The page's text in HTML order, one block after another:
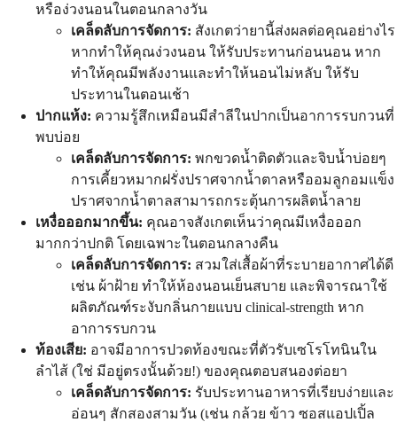
หรือง่วงนอนในตอนกลางวัน
เคล็ดลับการจัดการ: สังเกตว่ายานี้ส่งผลต่อคุณอย่างไร
หากทำให้คุณง่วงนอน ให้รับประทานก่อนนอน หาก
ทำให้คุณมีพลังงานและทำให้นอนไม่หลับ ให้รับ
ประทานในตอนเช้า
ปากแห้ง: ความรู้สึกเหมือนมีสำลีในปากเป็นอาการรบกวนที่
พบบ่อย
เคล็ดลับการจัดการ: พกขวดน้ำติดตัวและจิบน้ำบ่อยๆ
การเคี้ยวหมากฝรั่งปราศจากน้ำตาลหรืออมลูกอมแข็ง
ปราศจากน้ำตาลสามารถกระตุ้นการผลิตน้ำลาย
เหงื่อออกมากขึ้น: คุณอาจสังเกตเห็นว่าคุณมีเหงื่อออก
มากกว่าปกติ โดยเฉพาะในตอนกลางคืน
เคล็ดลับการจัดการ: สวมใส่เสื้อผ้าที่ระบายอากาศได้ดี
เช่น ผ้าฝ้าย ทำให้ห้องนอนเย็นสบาย และพิจารณาใช้
ผลิตภัณฑ์ระงับกลิ่นกายแบบ clinical-strength หาก
อาการรบกวน
ท้องเสีย: อาจมีอาการปวดท้องขณะที่ตัวรับเซโรโทนินใน
ลำไส้ (ใช่ มีอยู่ตรงนั้นด้วย!) ของคุณตอบสนองต่อยา
เคล็ดลับการจัดการ: รับประทานอาหารที่เรียบง่ายและ
อ่อนๆ สักสองสามวัน (เช่น กล้วย ข้าว ซอสแอปเปิ้ล